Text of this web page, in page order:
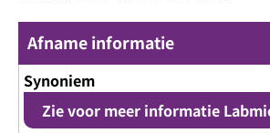
Afname informatie
Synoniem
Zie voor meer informatie